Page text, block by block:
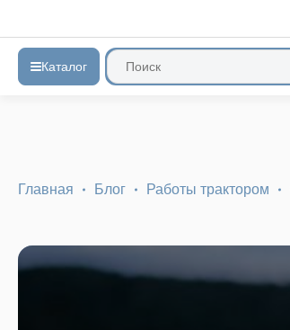
Каталог
Главная Блог Работы трактором